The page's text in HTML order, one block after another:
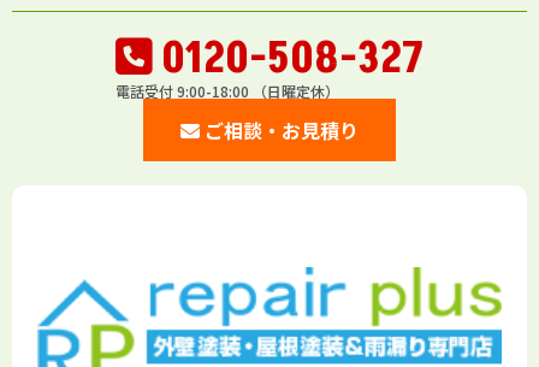
0120-508-327
電話受付 9:00-18:00 （日曜定休）
ご相談・お見積り